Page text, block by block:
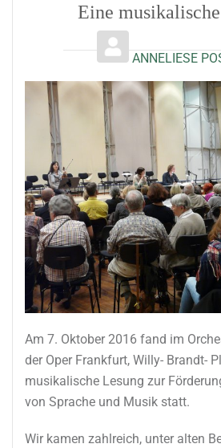
Eine
ANNELIESE
Am 7. Oktober 2016 fand im
der Oper Frankfurt, Willy- Brandt-
musikalische Lesung zur
von Sprache und Musik statt.
Wir kamen zahlreich, unter alten